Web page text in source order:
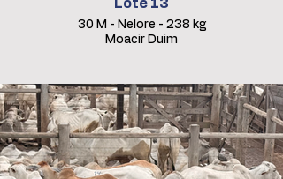
Lote 13
30 M - Nelore - 238 kg
Moacir Duim